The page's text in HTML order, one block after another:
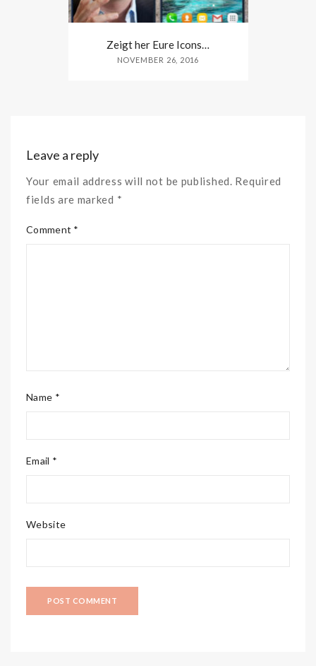
Zeigt her Eure Icons…
NOVEMBER 26, 2016
Leave a reply
Your email address will not be published. Required
fields are marked *
Comment *
Name *
Email *
Website